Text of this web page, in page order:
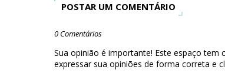
POSTAR UM COMENTÁRIO
0 Comentários
Sua opinião é importante! Este espaço
expressar sua opiniões de forma correta e